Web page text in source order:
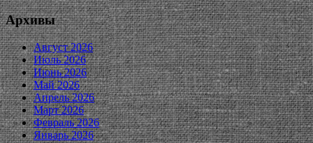
Архивы
Август 2026
Июль 2026
Июнь 2026
Май 2026
Апрель 2026
Март 2026
Февраль 2026
Январь 2026